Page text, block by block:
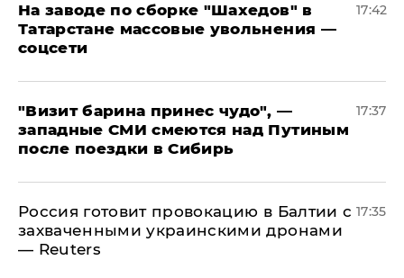
На заводе по сборке "Шахедов" в
Татарстане массовые увольнения —
соцсети
17:42
"Визит барина принес чудо", —
западные СМИ смеются над Путиным
после поездки в Сибирь
17:37
​Россия готовит провокацию в Балтии с
захваченными украинскими дронами
— Reuters
17:35